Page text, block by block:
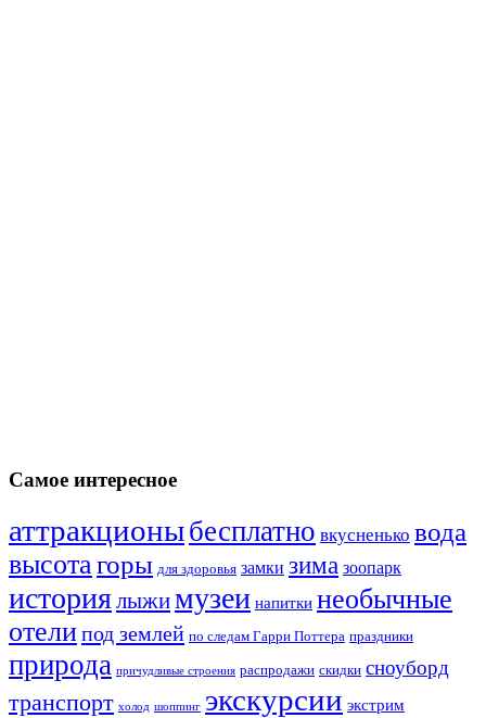
Самое интересное
аттракционыбесплатно вкусненько вода
высота горы для здоровья замки зима зоопарк
историялыжимузеи напитки необычные
отелипод землей по следам Гарри Поттера праздники
природа причудливые строения распродажи скидки сноуборд
транспорт холод шоппинг экскурсии экстрим